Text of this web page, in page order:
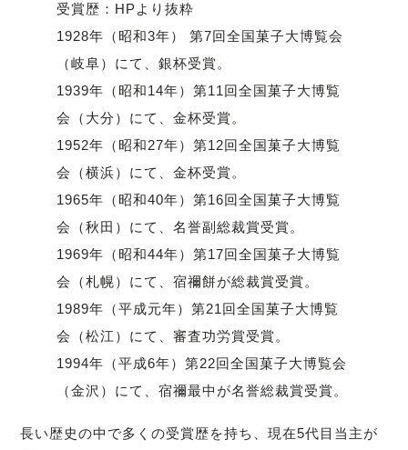
受賞歴：HPより抜粋
1928年（昭和3年） 第7回全国菓子大博覧会
（岐阜）にて、銀杯受賞。
1939年（昭和14年）第11回全国菓子大博覧
会（大分）にて、金杯受賞。
1952年（昭和27年）第12回全国菓子大博覧
会（横浜）にて、金杯受賞。
1965年（昭和40年）第16回全国菓子大博覧
会（秋田）にて、名誉副総裁賞受賞。
1969年（昭和44年）第17回全国菓子大博覧
会（札幌）にて、宿禰餅が総裁賞受賞。
1989年（平成元年）第21回全国菓子大博覧
会（松江）にて、審査功労賞受賞。
1994年（平成6年）第22回全国菓子大博覧会
（金沢）にて、宿禰最中が名誉総裁賞受賞。
長い歴史の中で多くの受賞歴を持ち、現在5代目当主が